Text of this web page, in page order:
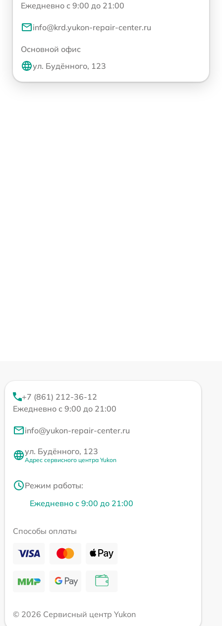
Ежедневно с 9:00 до 21:00
info@krd.yukon-repair-center.ru
Основной офис
ул. Будённого, 123
+7 (861) 212-36-12
Ежедневно с 9:00 до 21:00
info@yukon-repair-center.ru
ул. Будённого, 123
Адрес сервисного центра Yukon
Режим работы:
Ежедневно с 9:00 до 21:00
Способы оплаты
© 2026 Сервисный центр Yukon